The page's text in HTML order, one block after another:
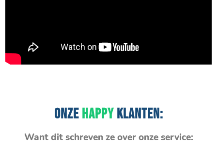
ONZEHAPPYKLANTEN:
Want dit schreven ze over onze service: